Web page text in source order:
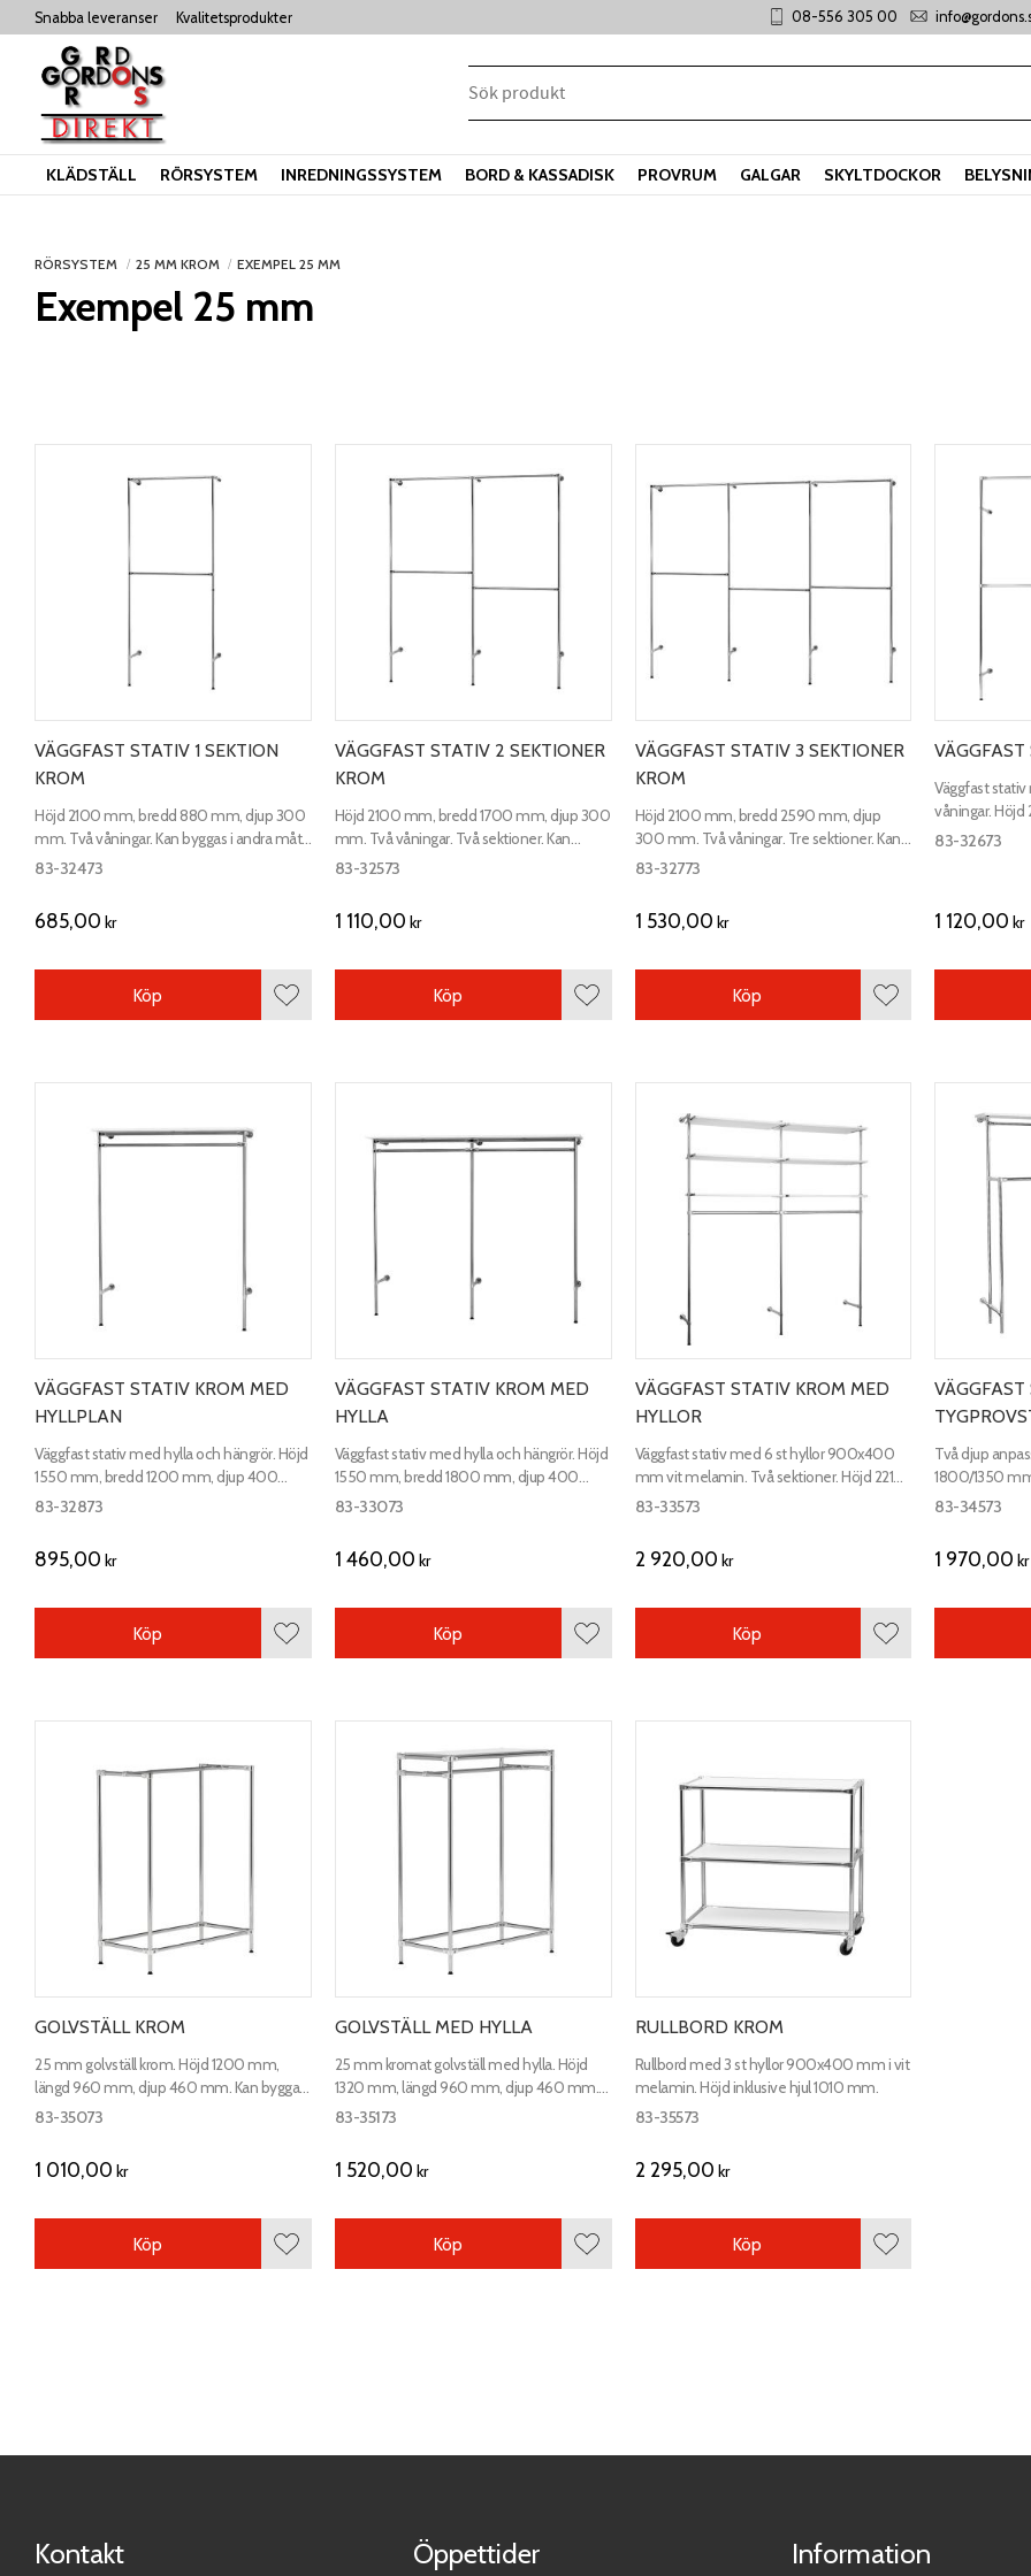
Snabba leveranser Kvalitetsprodukter 08-556 305 00
KLÄDSTÄLL RÖRSYSTEM INREDNINGSSYSTEM BORD & KASSADISK PROVRUM GALGAR SKYLTDOCKOR
RÖRSYSTEM 25 MM KROM EXEMPEL 25 MM
Exempel 25 mm
VÄGGFAST STATIV 1 SEKTION
KROM
Höjd 2100 mm, bredd 880 mm, djup 300
mm. Två våningar. Kan byggas i andra mått.
Prisexempel på bilden.
83-32473
685,00 kr
Lägg till i favoriter
Köp
VÄGGFAST STATIV 2 SEKTIONER
KROM
Höjd 2100 mm, bredd 1700 mm, djup 300
mm. Två våningar. Två sektioner. Kan
byggas i andra mått. Prisexempel på bilden.
83-32573
1 110,00 kr
Lägg till i favoriter
Köp
VÄGGFAST STATIV 3 SEKTIONER
KROM
Höjd 2100 mm, bredd 2590 mm, djup
300 mm. Två våningar. Tre sektioner. Kan
byggas i andra mått. Prisexempel på bilden.
83-32773
1 530,00 kr
Lägg till i favoriter
Köp
Väggfast
våningar. Höjd
djup 300 mm.​
83-32673
1 120,00 kr
VÄGGFAST STATIV KROM MED
HYLLPLAN
Väggfast stativ med hylla och hängrör. Höjd
1550 mm, bredd 1200 mm, djup 400
mm. Hyllplan 1200 x 400 mm.
83-32873
895,00 kr
Lägg till i favoriter
Köp
VÄGGFAST STATIV KROM MED
HYLLA
Väggfast stativ med hylla och hängrör. Höjd
1550 mm, bredd 1800 mm, djup 400
mm. Hyllplan 1800 x 400 mm.
83-33073
1 460,00 kr
Lägg till i favoriter
Köp
VÄGGFAST STATIV KROM MED
HYLLOR
Väggfast stativ med 6 st hyllor 900x400
mm vit melamin​. Två sektioner. Höjd 2210
mm, bredd 1910 mm, djup 450 mm
83-33573
2 920,00 kr
Lägg till i favoriter
Köp
Två djup
1800/1350
200/280 mm.
83-34573
1 970,00 kr
GOLVSTÄLL KROM
25 mm golvställ krom. Höjd 1200 mm,
längd 960 mm, djup 460 mm. Kan byggas i
andra mått. Prisexempel på bilden.
83-35073
1 010,00 kr
Lägg till i favoriter
Köp
GOLVSTÄLL MED HYLLA
25 mm kromat golvställ med hylla. Höjd
1320 mm, längd 960 mm, djup 460 mm.
Kan byggas i andra mått. Prisexempel på
83-35173
1 520,00 kr
Lägg till i favoriter
Köp
RULLBORD KROM
Rullbord med 3 st hyllor 900x400 mm i vit
melamin. Höjd inklusive hjul 1010 mm.
83-35573
2 295,00 kr
Lägg till i favoriter
Köp
Kontakt Öppettider Information